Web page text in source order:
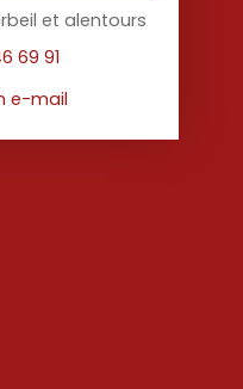
et alentours
69 91
e-mail